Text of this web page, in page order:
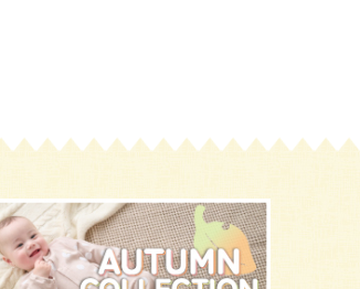
誕生日 遊ぶ 夏
イヤイヤ期 ベビーウェア 歯